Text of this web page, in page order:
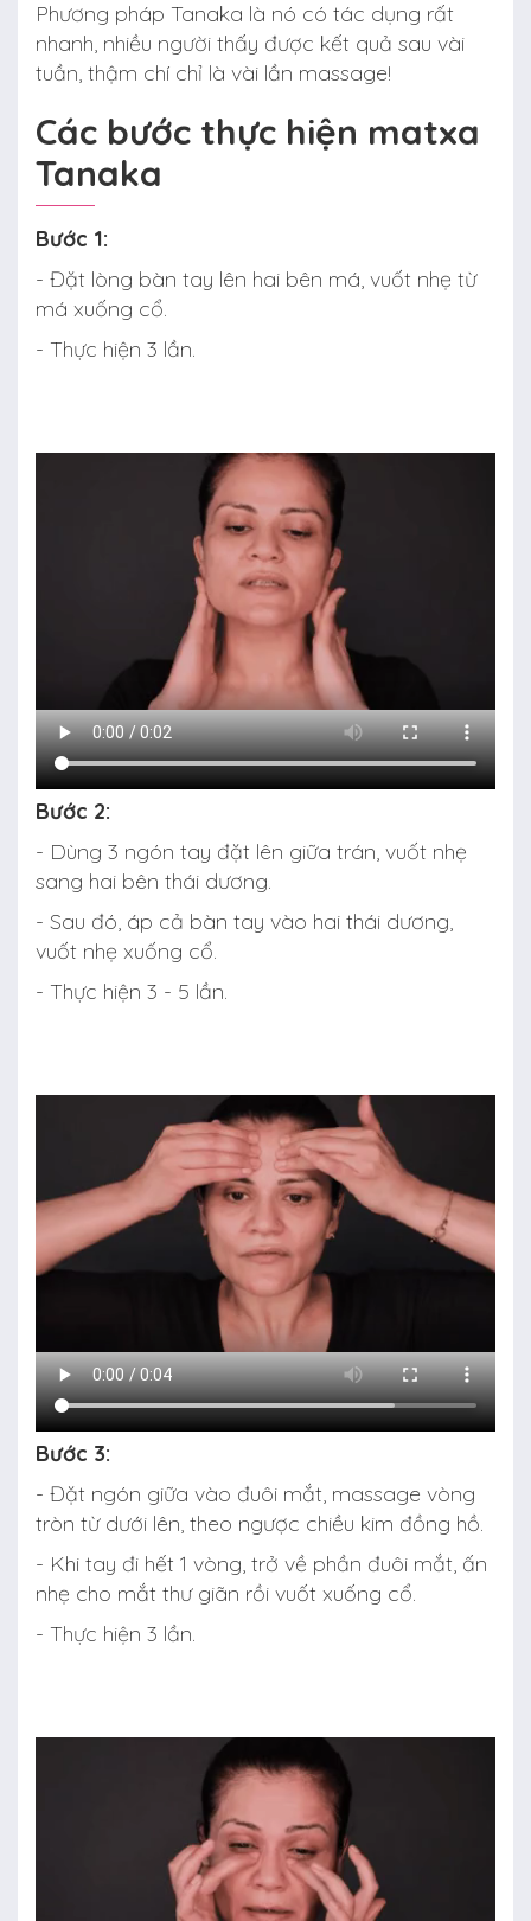
Phương pháp Tanaka là nó có tác dụng rất
nhanh, nhiều người thấy được kết quả sau vài
tuần, thậm chí chỉ là vài lần massage!
Các bước thực hiện matxa
Tanaka
Bước 1:
- Đặt lòng bàn tay lên hai bên má, vuốt nhẹ từ
má xuống cổ.
- Thực hiện 3 lần.
Bước 2:
- Dùng 3 ngón tay đặt lên giữa trán, vuốt nhẹ
sang hai bên thái dương.
- Sau đó, áp cả bàn tay vào hai thái dương,
vuốt nhẹ xuống cổ.
- Thực hiện 3 - 5 lần.
Bước 3:
- Đặt ngón giữa vào đuôi mắt, massage vòng
tròn từ dưới lên, theo ngược chiều kim đồng hồ.
- Khi tay đi hết 1 vòng, trở về phần đuôi mắt, ấn
nhẹ cho mắt thư giãn rồi vuốt xuống cổ.
- Thực hiện 3 lần.